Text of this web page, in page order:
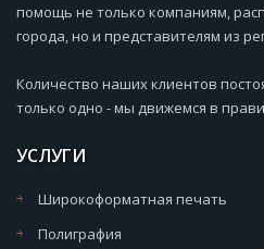
помощь не только компаниям,
города, но и представителям из
Количество наших клиентов
только одно - мы движемся в
УСЛУГИ
Широкоформатная печать
Полиграфия